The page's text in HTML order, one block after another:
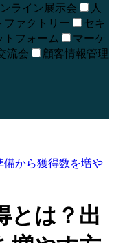
ライン展示会
人
ファクトリー
セキ
トフォーム
マーケ
流会 顧客情報管理
備から獲得数を増や
とは？出